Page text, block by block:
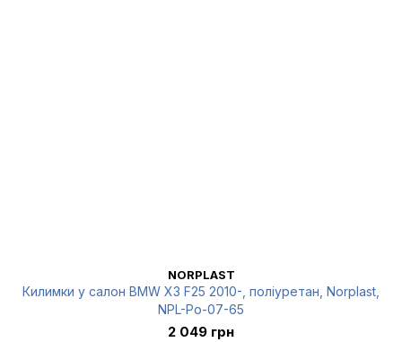
NORPLAST
Килимки у салон BMW X3 F25 2010-, поліуретан, Norplast,
NPL-Po-07-65
2 049 грн